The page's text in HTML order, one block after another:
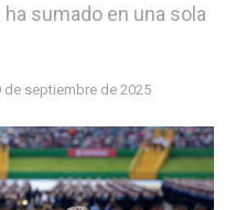
sumado en una sola
de septiembre de 2025